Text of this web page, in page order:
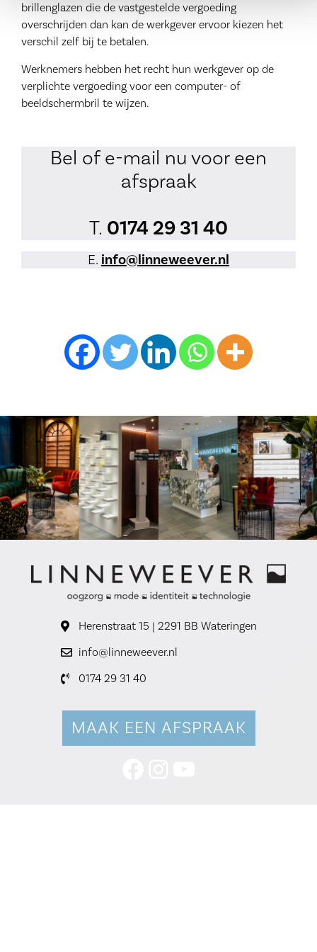
brillenglazen die de vastgestelde vergoeding
overschrijden dan kan de werkgever ervoor kiezen het
verschil zelf bij te betalen.
Werknemers hebben het recht hun werkgever op de
verplichte vergoeding voor een computer- of
beeldschermbril te wijzen.
Bel of e-mail nu voor een
afspraak
T. 0174 29 31 40
E. info@linneweever.nl
Herenstraat 15 | 2291 BB Wateringen
info@linneweever.nl
0174 29 31 40
MAAK EEN AFSPRAAK